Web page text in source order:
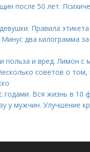
после 50 лет.
Правила
Минус два килограмма
польза и вред. Лимон
советов о том,
годами. Вся жизнь в 10
у мужчин. Улучшение